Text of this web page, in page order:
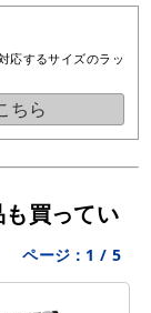
応するサイズのラッ
ちら
ページ： 1 / 5